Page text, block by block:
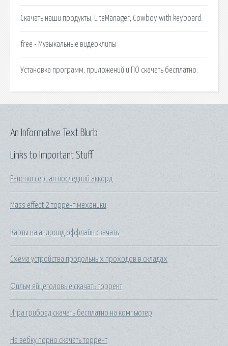
Скачать наши продукты: LiteManager, Cowboy with keyboard.
free - Музыкальные видеоклипы
Установка программ, приложений и ПО скачать бесплатно.
Links to Important Stuff
Ранетки сериал последний аккорд
Mass effect 2 торрент механики
Карты на андроид оффлайн скачать
Схема устройства продольных проходов в складах
Фильм яйцеголовые скачать торрент
Игра грибоед скачать бесплатно на компьютер
На вебку порно скачать торрент
An Informative Text Blurb